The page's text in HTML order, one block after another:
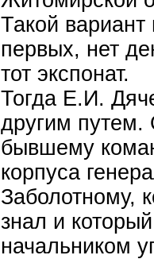
Такой
первых, нет
тот экспонат.
Тогда Е.И.
другим путем.
бывшему
корпуса
Заболотному,
знал и
начальником